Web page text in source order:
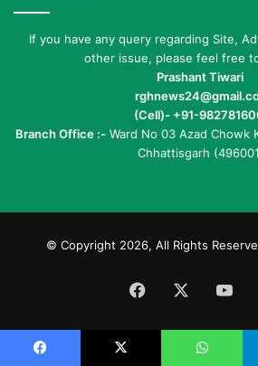
If you have any query regarding Site,
other issue, please feel free
Prashant Tiwari
(Cell)- +91-
Branch Office :- Ward No 03 Azad Chowk
Chhattisgarh
© Copyright 2026, All Rights
Facebook